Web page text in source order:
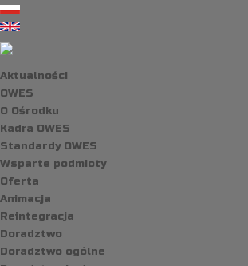
Aktualności
OWES
O Ośrodku
Kadra OWES
Standardy OWES
Wsparte podmioty
Oferta
Animacja
Reintegracja
Doradztwo
Doradztwo ogólne